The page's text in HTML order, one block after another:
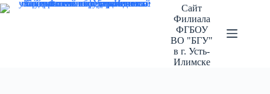
Перейти
к
Сайт
Филиала
ФГБОУ
ВО "БГУ"
в г. Усть-
Илимске